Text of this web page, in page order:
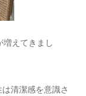
増えてきまし
清潔感を意識さ